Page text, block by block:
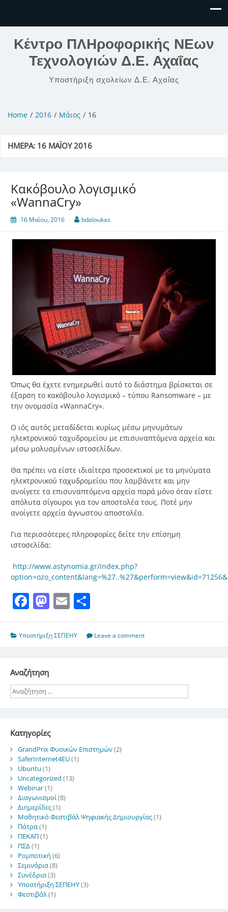
Κέντρο ΠΛΗροφορικής ΝΕων
Τεχνολογιών Δ.Ε. Αχαΐας
Υποστήριξη σχολείων Δ.Ε. Αχαΐας
Home 2016 Μάιος 16
ΗΜΈΡΑ: 16 ΜΑΪ́ΟΥ 2016
Κακόβουλο λογισμικό
«WannaCry»
16 Μαΐου, 2016 bdaloukas
Όπως θα έχετε ενημερωθεί αυτό το διάστημα βρίσκεται σε
έξαρση το κακόβουλο λογισμικό – τύπου Ransomware – με
την ονομασία «WannaCry».
Ο ιός αυτός μεταδίδεται κυρίως μέσω μηνυμάτων
ηλεκτρονικού ταχυδρομείου με επισυναπτόμενα αρχεία και
μέσω μολυσμένων ιστοσελίδων.
Θα πρέπει να είστε ιδιαίτερα προσεκτικοί με τα μηνύματα
ηλεκτρονικού ταχυδρομείου που λαμβάνετε και μην
ανοίγετε τα επισυναπτόμενα αρχεία παρά μόνο όταν είστε
απόλυτα σίγουροι για τον αποστολέα τους. Ποτέ μην
ανοίγετε αρχεία άγνωστου αποστολέα.
Για περισσότερες πληροφορίες δείτε την επίσημη
ιστοσελίδα:
http://www.astynomia.gr/index.php?
Facebook
Mastodon
Email
Υποστήριξη ΣΕΠΕΗΥ Leave a comment
Αναζήτηση
Kατηγορίες
GrandPrix Φυσικών Επιστημών(2)
SaferInternet4EU(1)
Ubuntu (1)
Uncategorized (13)
Webinar(1)
Διαγωνισμοί(8)
Διημερίδες(1)
Μαθητικό Φεστιβάλ Ψηφιακής Δημιουργίας(1)
Πάτρα(1)
ΠΕΚΑΠ(1)
ΠΣΔ(1)
Ρομποτική (6)
Σεμινάρια(8)
Συνέδρια(3)
Υποστήριξη ΣΕΠΕΗΥ(3)
Φεστιβάλ(1)